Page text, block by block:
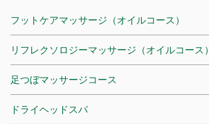
フットケアマッサージ（オイルコース）
リフレクソロジーマッサージ（オイルコース）
足つぼマッサージコース
ドライヘッドスパ